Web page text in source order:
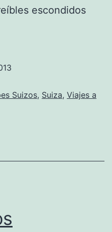
escondidos
Suizos, Suiza, Viajes a